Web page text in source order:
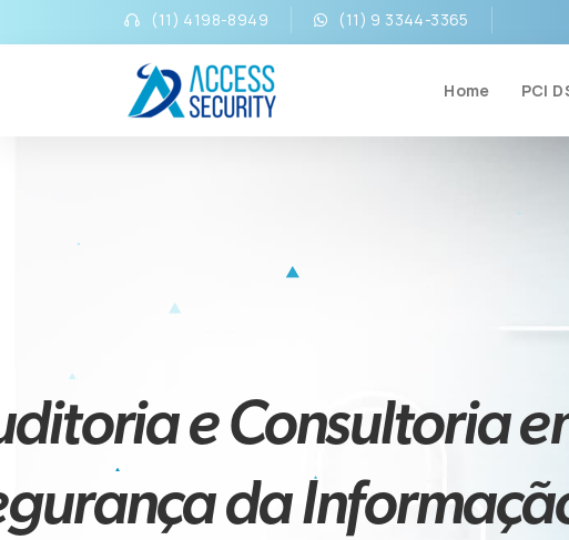
(11) 4198-8949 (11) 9 3344-3365
Home PCI
e Consultoria
da